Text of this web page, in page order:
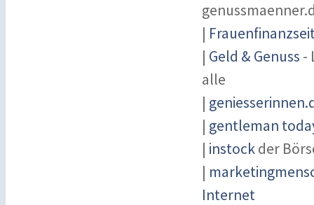
|
| Geld & Genuss -
alle
|
| gentleman
| instockder
|
Internet